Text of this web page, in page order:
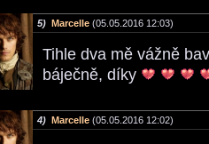
5) Marcelle (05.05.2016 12:03)
Tihle dva mě vážně
báječně, díky
4) Marcelle (05.05.2016 12:02)